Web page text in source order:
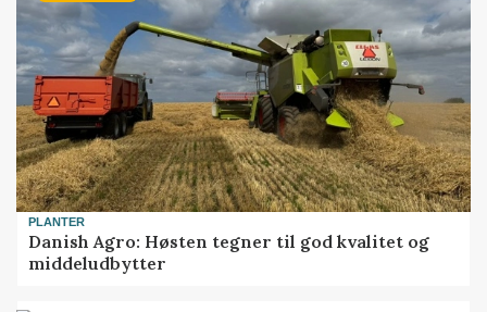
PLANTER
Danish Agro: Høsten tegner til god kvalitet og
middeludbytter